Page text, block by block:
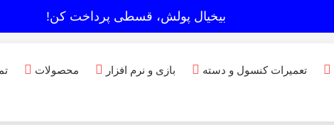
بیخیال پولش، قسطی پرداخت کن!
تعمیرات کنسول و دسته بازی و نرم افزار محصولات